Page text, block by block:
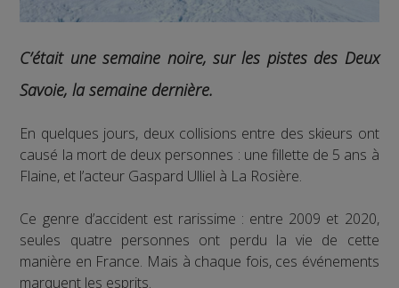
C’était une semaine noire, sur les pistes des Deux
Savoie, la semaine dernière.
En quelques jours, deux collisions entre des skieurs ont
causé la mort de deux personnes : une fillette de 5 ans à
Flaine, et l’acteur Gaspard Ulliel à La Rosière.
Ce genre d’accident est rarissime : entre 2009 et 2020,
seules quatre personnes ont perdu la vie de cette
manière en France. Mais à chaque fois, ces événements
marquent les esprits.